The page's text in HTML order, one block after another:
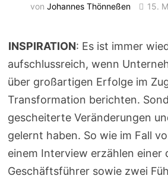
vonJohannes Thönneßen 15.
INSPIRATION: Es ist immer
aufschlussreich, wenn
über großartigen Erfolge im
Transformation berichten.
gescheiterte Veränderungen
gelernt haben. So wie im Fall
einem Interview erzählen einer
Geschäftsführer sowie zwei